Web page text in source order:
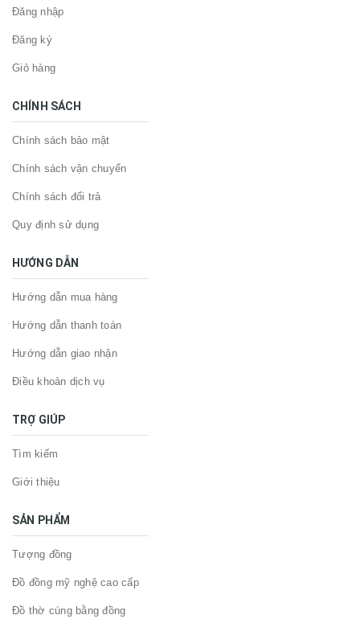
Đăng nhập
Đăng ký
Giỏ hàng
CHÍNH SÁCH
Chính sách bảo mật
Chính sách vận chuyển
Chính sách đổi trả
Quy định sử dụng
HƯỚNG DẪN
Hướng dẫn mua hàng
Hướng dẫn thanh toán
Hướng dẫn giao nhận
Điều khoản dịch vụ
TRỢ GIÚP
Tìm kiếm
Giới thiệu
SẢN PHẨM
Tượng đồng
Đồ đồng mỹ nghệ cao cấp
Đồ thờ cúng bằng đồng